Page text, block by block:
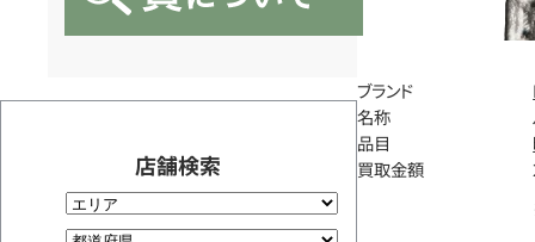
店舗検索
ブランド
名称
品目
買取金額